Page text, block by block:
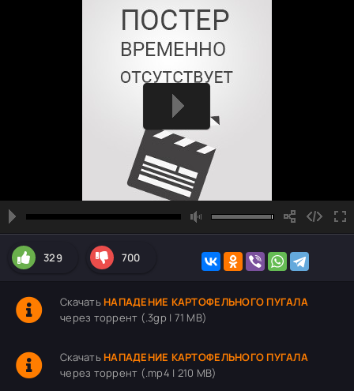
329 700
Скачать НАПАДЕНИЕ КАРТОФЕЛЬНОГО ПУГАЛА
через торрент (.3gp | 71 MB)
Скачать НАПАДЕНИЕ КАРТОФЕЛЬНОГО ПУГАЛА
через торрент (.mp4 | 210 MB)